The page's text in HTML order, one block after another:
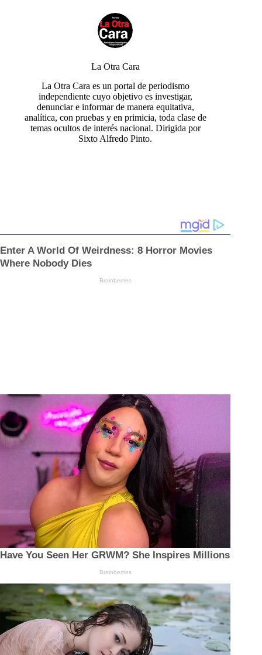
La Otra Cara
La Otra Cara es un portal de periodismo
independiente cuyo objetivo es investigar,
denunciar e informar de manera equitativa,
analítica, con pruebas y en primicia, toda clase de
temas ocultos de interés nacional. Dirigida por
Sixto Alfredo Pinto.